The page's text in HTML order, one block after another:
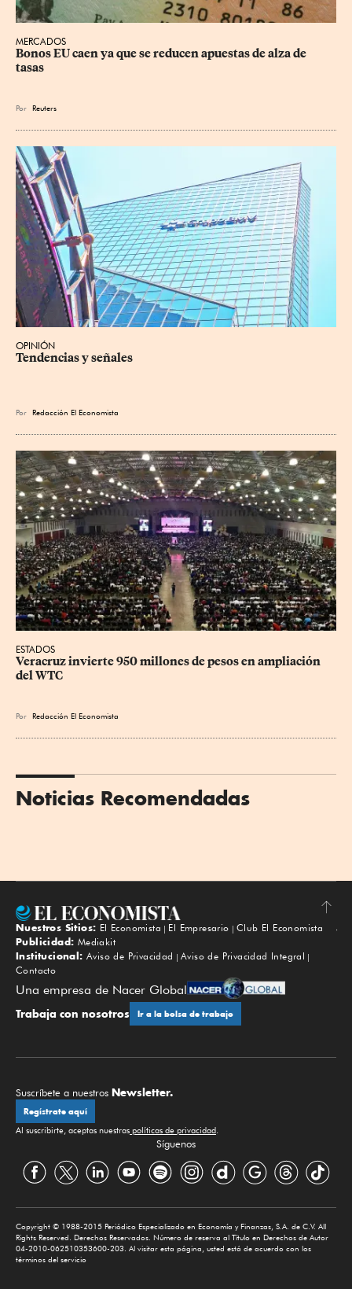
MERCADOS
Bonos EU caen ya que se reducen apuestas de alza de
tasas
Por Reuters
OPINIÓN
Tendencias y señales
Por Redacción El Economista
ESTADOS
Veracruz invierte 950 millones de pesos en ampliación
del WTC
Por Redacción El Economista
Noticias Recomendadas
Subir
Nuestros Sitios: El Economista El Empresario
Club El Economista
Publicidad: Mediakit
Institucional: Aviso de Privacidad
Aviso de Privacidad Integral
Contacto
Una empresa de Nacer Global
Trabaja con nosotros Ir a la bolsa de trabajo
Suscríbete a nuestros Newsletter.
Regístrate aquí
Al suscribirte, aceptas nuestras políticas de privacidad.
Síguenos
Copyright © 1988-2015 Periódico Especializado en Economía y Finanzas, S.A. de C.V. All
Rights Reserved. Derechos Reservados. Número de reserva al Título en Derechos de Autor
04-2010-062510353600-203. Al visitar esta página, usted está de acuerdo con los
términos del servicio